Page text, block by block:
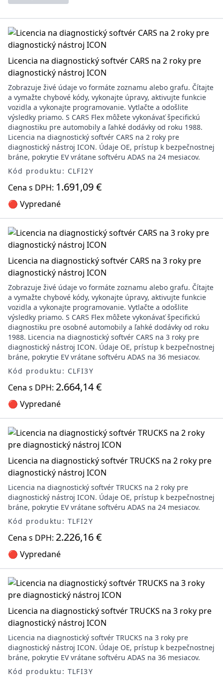
Licencia na diagnostický softvér CARS na 2 roky pre
diagnostický nástroj ICON
Zobrazuje živé údaje vo formáte zoznamu alebo grafu. Čítajte
a vymažte chybové kódy, vykonajte úpravy, aktivujte funkcie
vozidla a vykonajte programovanie. Vytlačte a odošlite
výsledky priamo. S CARS Flex môžete vykonávať špecifickú
diagnostiku pre automobily a ľahké dodávky od roku 1988.
Licencia na diagnostický softvér CARS na 2 roky pre
diagnostický nástroj ICON. Údaje OE, prístup k bezpečnostnej
bráne, pokrytie EV vrátane softvéru ADAS na 24 mesiacov.
Kód produktu: CLFI2Y
Cena s DPH: 1.691,09 €
🔴 Vypredané
Licencia na diagnostický softvér CARS na 3 roky pre
diagnostický nástroj ICON
Zobrazuje živé údaje vo formáte zoznamu alebo grafu. Čítajte
a vymažte chybové kódy, vykonajte úpravy, aktivujte funkcie
vozidla a vykonajte programovanie. Vytlačte a odošlite
výsledky priamo. S CARS Flex môžete vykonávať špecifickú
diagnostiku pre osobné automobily a ľahké dodávky od roku
1988. Licencia na diagnostický softvér CARS na 3 roky pre
diagnostický nástroj ICON. Údaje OE, prístup k bezpečnostnej
bráne, pokrytie EV vrátane softvéru ADAS na 36 mesiacov.
Kód produktu: CLFI3Y
Cena s DPH: 2.664,14 €
🔴 Vypredané
Licencia na diagnostický softvér TRUCKS na 2 roky pre
diagnostický nástroj ICON
Licencia na diagnostický softvér TRUCKS na 2 roky pre
diagnostický nástroj ICON. Údaje OE, prístup k bezpečnostnej
bráne, pokrytie EV vrátane softvéru ADAS na 24 mesiacov.
Kód produktu: TLFI2Y
Cena s DPH: 2.226,16 €
🔴 Vypredané
Licencia na diagnostický softvér TRUCKS na 3 roky pre
diagnostický nástroj ICON
Licencia na diagnostický softvér TRUCKS na 3 roky pre
diagnostický nástroj ICON. Údaje OE, prístup k bezpečnostnej
bráne, pokrytie EV vrátane softvéru ADAS na 36 mesiacov.
Kód produktu: TLFI3Y